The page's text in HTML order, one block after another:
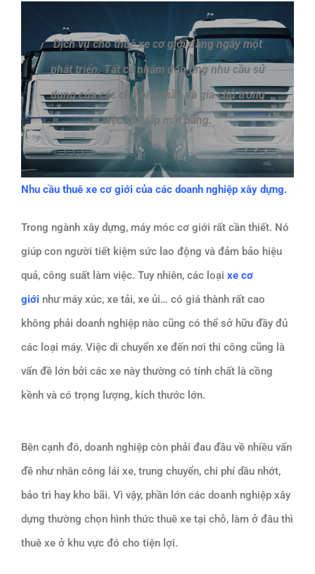
Dịch vụ cho thuê xe cơ giới đang ngày một
phát triển. Tất cả nhằm đáp ứng nhu cầu sử
dụng của các chủ nhà thầu và gia chủ trong
việc san lấp mặt bằng.
Nhu cầu thuê xe cơ giới của các doanh nghiệp xây dựng.
Trong ngành xây dựng, máy móc cơ giới rất cần thiết. Nó
giúp con người tiết kiệm sức lao động và đảm bảo hiệu
quả, công suất làm việc. Tuy nhiên, các loại xe cơ
giới như máy xúc, xe tải, xe ủi… có giá thành rất cao
không phải doanh nghiệp nào cũng có thể sở hữu đầy đủ
các loại máy. Việc di chuyển xe đến nơi thi công cũng là
vấn đề lớn bởi các xe này thường có tính chất là cồng
kềnh và có trọng lượng, kích thước lớn.
Bên cạnh đó, doanh nghiệp còn phải đau đầu về nhiều vấn
đề như nhân công lái xe, trung chuyển, chi phí dầu nhớt,
bảo trì hay kho bãi. Vì vậy, phần lớn các doanh nghiệp xây
dựng thường chọn hình thức thuê xe tại chỗ, làm ở đâu thì
thuê xe ở khu vực đó cho tiện lợi.